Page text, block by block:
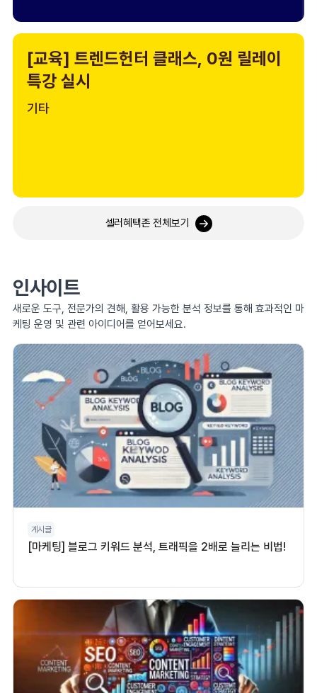
[교육] 트렌드헌터 클래스, 0원 릴레이
특강 실시
기타
셀러혜택존 전체보기
인사이트
새로운 도구, 전문가의 견해, 활용 가능한 분석 정보를 통해 효과적인 마
케팅 운영 및 관련 아이디어를 얻어보세요.
게시글
[마케팅] 블로그 키워드 분석, 트래픽을 2배로 늘리는 비법!